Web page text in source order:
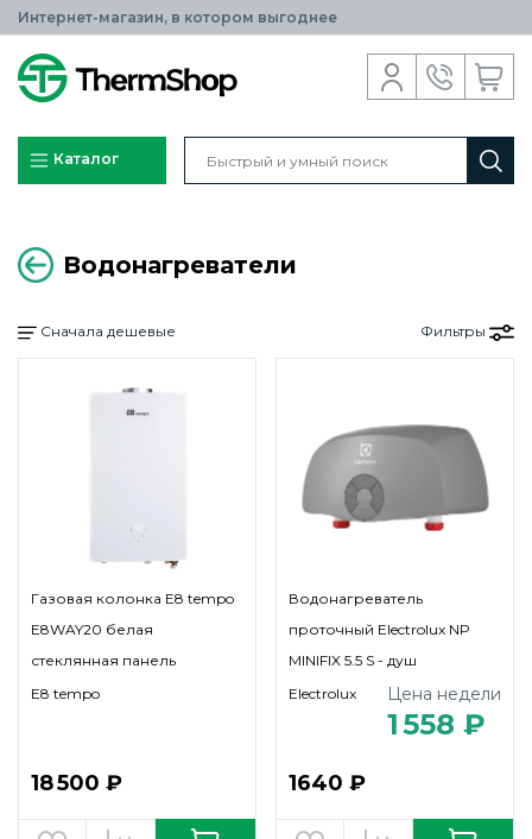
Интернет-магазин, в котором выгоднее
Каталог
Водонагреватели
Сначала дешевые Фильтры
Газовая колонка E8 tempo
E8WAY20 белая
стеклянная панель
E8 tempo
18 500 ₽
Водонагреватель
проточный Electrolux NP
MINIFIX 5.5 S - душ
Electrolux
Цена недели
1 558 ₽
1640 ₽